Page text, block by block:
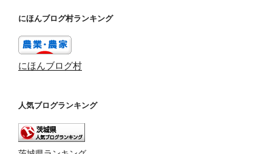
にほんブログ村ランキング
にほんブログ村
人気ブログランキング